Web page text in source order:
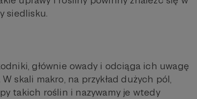
siedlisku.
głównie owady i odciąga ich uwagę
skali makro, na przykład dużych pól,
takich roślin i nazywamy je wtedy